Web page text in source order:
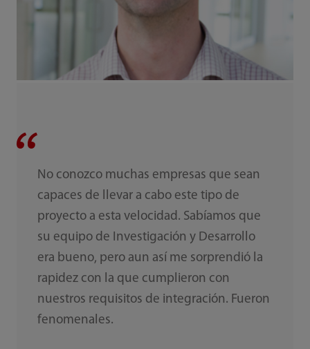
No conozco muchas empresas que sean
capaces de llevar a cabo este tipo de
proyecto a esta velocidad. Sabíamos que
su equipo de Investigación y Desarrollo
era bueno, pero aun así me sorprendió la
rapidez con la que cumplieron con
nuestros requisitos de integración. Fueron
fenomenales.